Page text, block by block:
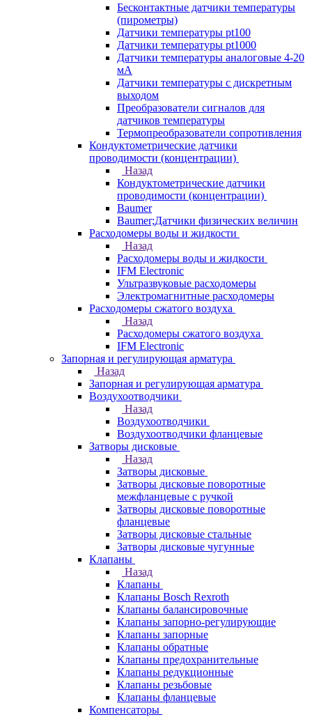
Бесконтактные датчики температуры
(пирометры)
Датчики температуры pt100
Датчики температуры pt1000
Датчики температуры аналоговые 4-20
мА
Датчики температуры с дискретным
выходом
Преобразователи сигналов для
датчиков температуры
Термопреобразователи сопротивления
Кондуктометрические датчики
проводимости (концентрации)
Назад
Кондуктометрические датчики
проводимости (концентрации)
Baumer
Baumer;Датчики физических величин
Расходомеры воды и жидкости
Назад
Расходомеры воды и жидкости
IFM Electronic
Ультразвуковые расходомеры
Электромагнитные расходомеры
Расходомеры сжатого воздуха
Назад
Расходомеры сжатого воздуха
IFM Electronic
Запорная и регулирующая арматура
Назад
Запорная и регулирующая арматура
Воздухоотводчики
Назад
Воздухоотводчики
Воздухоотводчики фланцевые
Затворы дисковые
Назад
Затворы дисковые
Затворы дисковые поворотные
межфланцевые с ручкой
Затворы дисковые поворотные
фланцевые
Затворы дисковые стальные
Затворы дисковые чугунные
Клапаны
Назад
Клапаны
Клапаны Bosch Rexroth
Клапаны балансировочные
Клапаны запорно-регулирующие
Клапаны запорные
Клапаны обратные
Клапаны предохранительные
Клапаны редукционные
Клапаны резьбовые
Клапаны фланцевые
Компенсаторы